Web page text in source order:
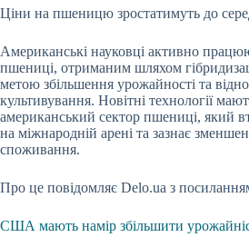
Ціни на пшеницю зростатимуть до
Американські науковці активно
пшениці, отриманим шляхом
метою збільшення урожайності та
культивування. Новітні технології
американський сектор пшениці, який
на міжнародній арені та зазнає
споживання.
Про це повідомляє Delo.ua з
США мають намір збільшити